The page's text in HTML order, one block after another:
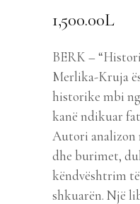
1,500.00L
BERK –
Merlika-Kruja
historike mbi
kanë ndikuar
Autori analizon
dhe burimet,
këndvështrim
shkuarën. Një